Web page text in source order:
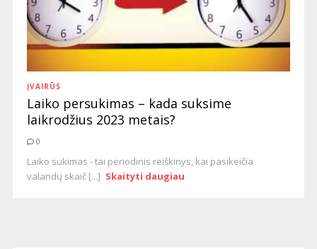
ĮVAIRŪS
Laiko persukimas – kada suksime
laikrodžius 2023 metais?
0
Laiko sukimas - tai periodinis reiškinys, kai pasikeičia
valandų skaič [...] Skaityti daugiau